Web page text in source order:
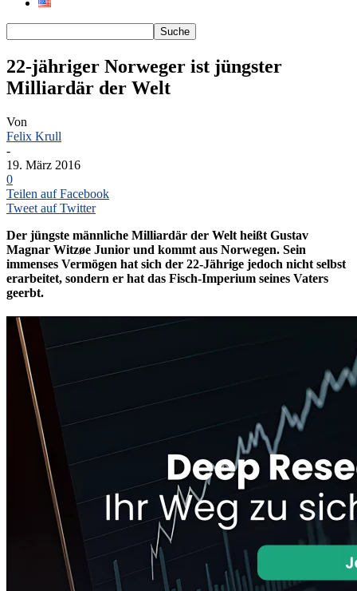
22-jähriger Norweger ist jüngster
Milliardär der Welt
Von
Felix Krull
-
19. März 2016
0
Teilen auf Facebook
Tweet auf Twitter
Der jüngste männliche Milliardär der Welt heißt Gustav
Magnar Witzøe Junior und kommt aus Norwegen. Sein
immenses Vermögen hat sich der 22-Jährige jedoch nicht selbst
erarbeitet, sondern er hat das Fisch-Imperium seines Vaters
geerbt.